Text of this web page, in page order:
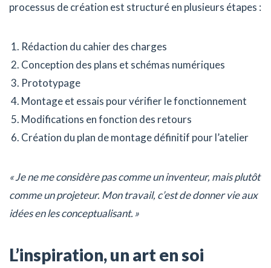
processus de création est structuré en plusieurs étapes :
Rédaction du cahier des charges
Conception des plans et schémas numériques
Prototypage
Montage et essais pour vérifier le fonctionnement
Modifications en fonction des retours
Création du plan de montage définitif pour l’atelier
« Je ne me considère pas comme un inventeur, mais plutôt
comme un projeteur. Mon travail, c’est de donner vie aux
idées en les conceptualisant. »
L’inspiration, un art en soi